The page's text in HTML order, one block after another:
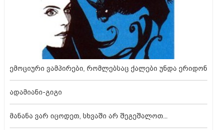
ემოციური ვამპირები, რომლებსაც ქალები უნდა ერიდონ
ადამიანი-გიგი
მანანა ვარ იცოდეთ, სხვაში არ შეგეშალოთ...